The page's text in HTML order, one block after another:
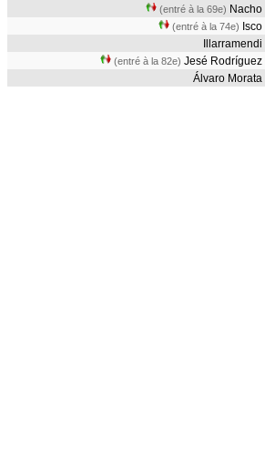
(entré à la 69e) Nacho
(entré à la 74e) Isco
Illarramendi
(entré à la 82e) Jesé Rodríguez
Álvaro Morata